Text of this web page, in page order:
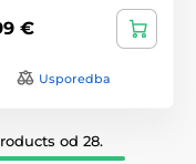
€
Usporedba
od 28.